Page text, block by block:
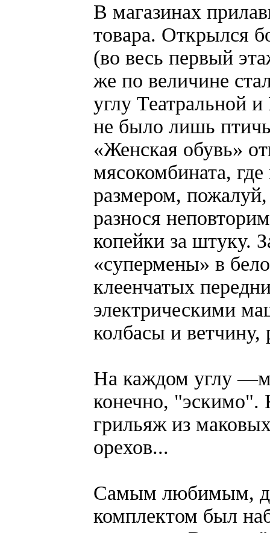
В магазинах
товара. Открылся
(во весь первый
же по величине
углу Театральной
не было лишь
«Женская обувь»
мясокомбината,
размером,
разнося
копейки за штуку.
«супермены» в
клеенчатых
электрическими
колбасы и ветчину,
На каждом углу
конечно, "эскимо".
грильяж из
орехов...
Самым любимым,
комплектом был